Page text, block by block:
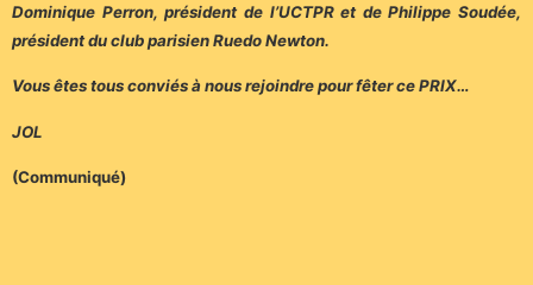
Dominique Perron, président de l’UCTPR et de Philippe Soudée,
président du club parisien Ruedo Newton.
Vous êtes tous conviés à nous rejoindre pour fêter ce PRIX…
JOL
(Communiqué)